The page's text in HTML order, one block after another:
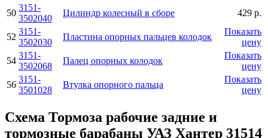
50
3151-
3502040
Цилиндр колесный в сборе 429 р.
52
3151-
3502030
Пластина опорных пальцев колодок
Показать
цену
54
3151-
3502068
Палец опорных колодок
Показать
цену
56
3151-
3501028
Втулка опорного пальца
Показать
цену
Схема Тормоза рабочие задние и
тормозные барабаны УАЗ Хантер 31514